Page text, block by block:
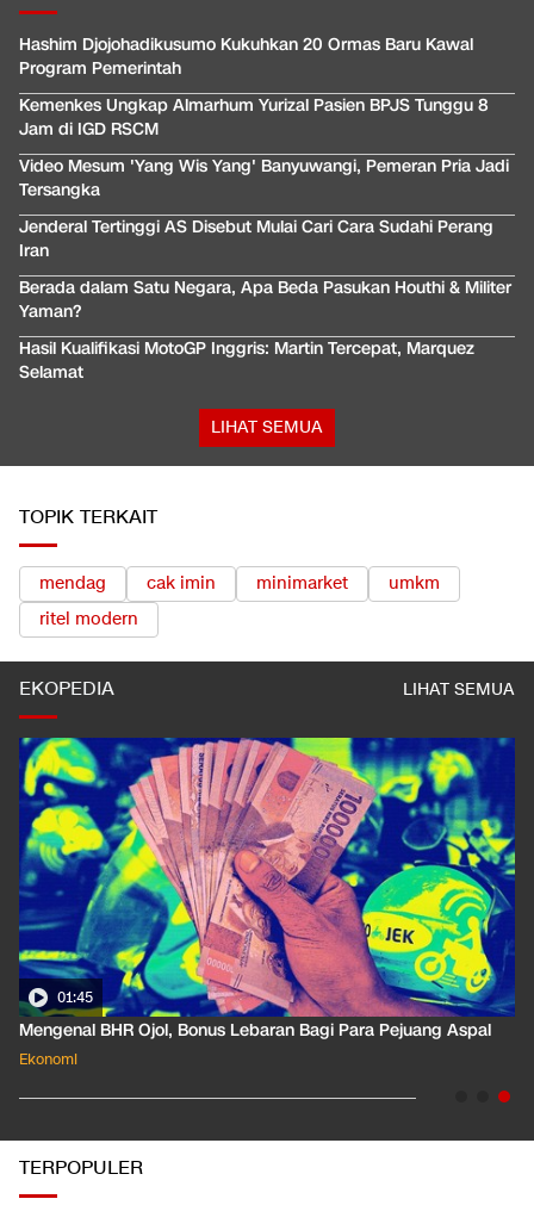
Hashim Djojohadikusumo Kukuhkan 20 Ormas Baru Kawal
Program Pemerintah
Kemenkes Ungkap Almarhum Yurizal Pasien BPJS Tunggu 8
Jam di IGD RSCM
Video Mesum 'Yang Wis Yang' Banyuwangi, Pemeran Pria Jadi
Tersangka
Jenderal Tertinggi AS Disebut Mulai Cari Cara Sudahi Perang
Iran
Berada dalam Satu Negara, Apa Beda Pasukan Houthi & Militer
Yaman?
Hasil Kualifikasi MotoGP Inggris: Martin Tercepat, Marquez
Selamat
LIHAT SEMUA
TOPIK TERKAIT
mendag cak imin minimarket
umkm
ritel modern
EKOPEDIA LIHAT SEMUA
01:35
Pahami Dampak Kenaikan Suku Bunga Acuan ke Cicilan KPR
Ekonomi
TERPOPULER